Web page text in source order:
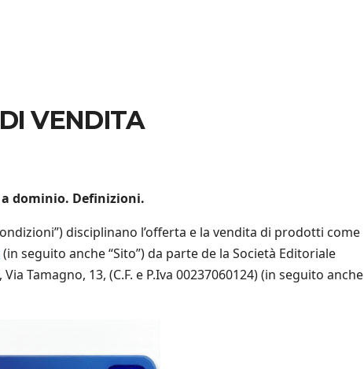
VENDITA
dominio. Definizioni.
disciplinano l’offerta e la vendita di prodotti come
(in seguito anche “Sito”) da parte de la Società Editoriale
Tamagno, 13, (C.F. e P.Iva 00237060124) (in seguito anche